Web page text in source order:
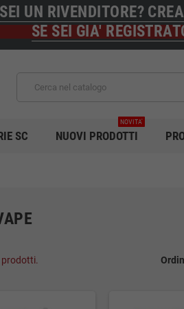
SEI UN RIVENDITORE?
SE SEI GIA'
SC NUOVI PRODOTTI
NOVITA'
prodotti.